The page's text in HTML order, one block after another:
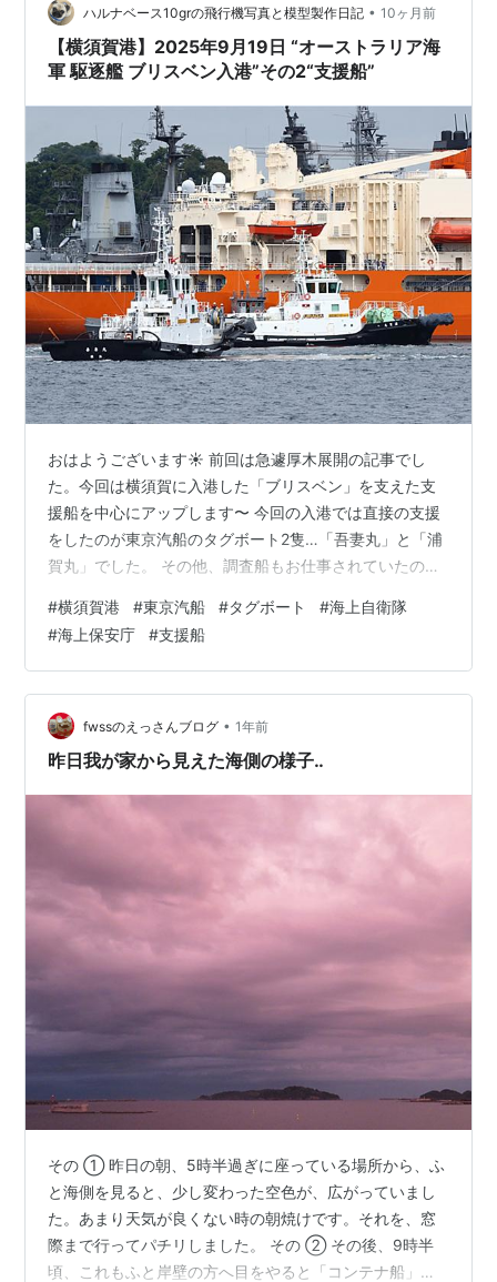
ました。 ランキング参加中写真・カメラ
ハルナベース10grの飛行機写真と模型製作日記 • 10ヶ月前
【横須賀港】2025年9月19日 “オーストラリア海
軍 駆逐艦 ブリスベン入港”その2“支援船”
おはようございます☀ 前回は急遽厚木展開の記事でし
た。今回は横須賀に入港した「ブリスベン」を支えた支
援船を中心にアップします〜 今回の入港では直接の支援
をしたのが東京汽船のタグボート2隻…「吾妻丸」と「浦
賀丸」でした。 その他、調査船もお仕事されていたので
すが、今回は船ごとに纏めてお伝えにします〜 右手(艦尾
側):東京汽船 浦賀丸 左手(艦首側):東京汽船 吾妻丸 既に舳
綱が結ばれているのが見えます。入港時に港の入口付近
で一旦止まってたようなので、その時に舫綱を張ったの
だと思います。また、艦の右舷側には旗流信号で「回答
旗」+「H」旗が掲…
#横須賀港 #東京汽船 #タグボート #海上自衛隊
#海上保安庁 #支援船
fwssのえっさんブログ • 1年前
昨日我が家から見えた海側の様子‥
その ① 昨日の朝、5時半過ぎに座っている場所から、ふ
と海側を見ると、少し変わった空色が、広がっていまし
た。あまり天気が良くない時の朝焼けです。それを、窓
際まで行ってパチリしました。 その ② その後、9時半
頃、これもふと岸壁の方へ目をやると「コンテナ船」が